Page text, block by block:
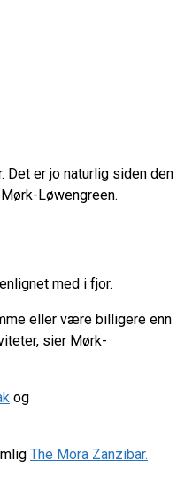
Det er jo naturlig siden den
Løwengreen.
med i fjor.
eller være billigere enn
sier Mørk-
og
The Mora Zanzibar.